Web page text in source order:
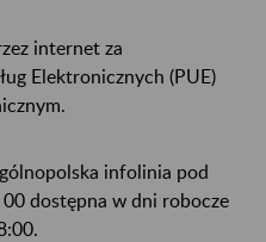
internet za
Elektronicznych (PUE)
infolinia pod
dostępna w dni robocze